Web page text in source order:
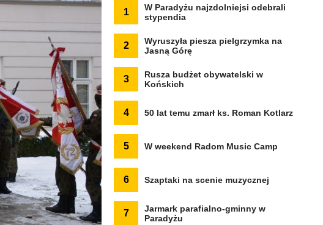
1
W Paradyżu najzdolniejsi odebrali
stypendia
2
Wyruszyła piesza pielgrzymka na
Jasną Górę
3
Rusza budżet obywatelski w
Końskich
4 50 lat temu zmarł ks. Roman Kotlarz
5 W weekend Radom Music Camp
6 Szaptaki na scenie muzycznej
7
Jarmark parafialno-gminny w
Paradyżu